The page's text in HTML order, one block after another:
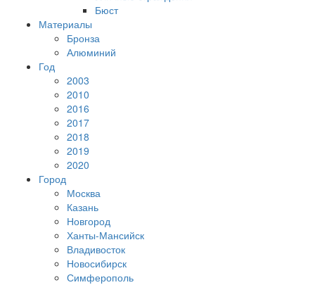
Бюст
Материалы
Бронза
Алюминий
Год
2003
2010
2016
2017
2018
2019
2020
Город
Москва
Казань
Новгород
Ханты-Мансийск
Владивосток
Новосибирск
Симферополь